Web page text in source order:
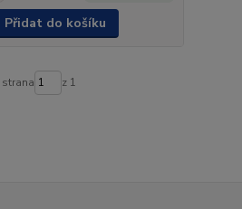
Přidat do košíku
strana z 1